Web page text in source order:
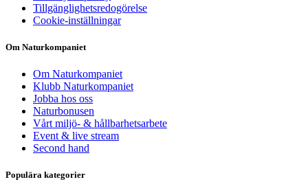
Tillgänglighetsredogörelse
Cookie-inställningar
Om Naturkompaniet
Om Naturkompaniet
Klubb Naturkompaniet
Jobba hos oss
Naturbonusen
Vårt miljö- & hållbarhetsarbete
Event & live stream
Second hand
Populära kategorier